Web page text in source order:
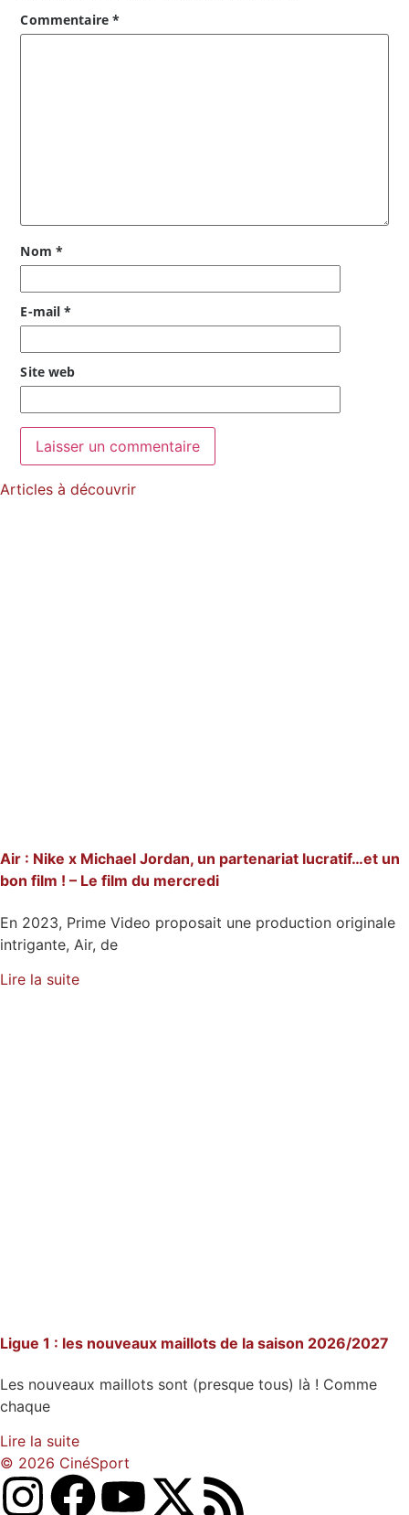
Commentaire*
Nom *
E-mail*
Site web
Articles à découvrir
Air : Nike x Michael Jordan, un partenariat lucratif…et un
bon film ! – Le film du mercredi
En 2023, Prime Video proposait une production originale
intrigante, Air, de
Lire la suite
Ligue 1 : les nouveaux maillots de la saison 2026/2027
Les nouveaux maillots sont (presque tous) là ! Comme
chaque
Lire la suite
© 2026 CinéSport